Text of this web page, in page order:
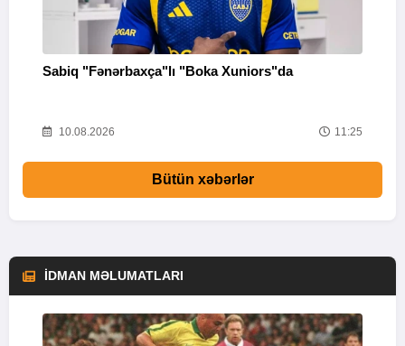
Sabiq "Fənərbaxça"lı "Boka Xuniors"da
10.08.2026 11:25
Bütün xəbərlər
İDMAN MƏLUMATLARI